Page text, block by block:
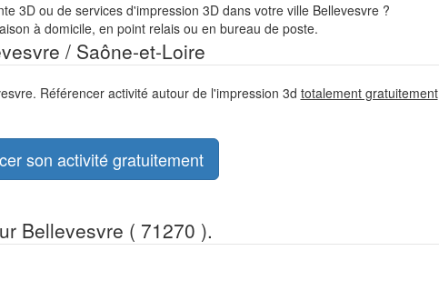
3D ou de services d'impression 3D dans votre ville Bellevesvre ?
à domicile, en point relais ou en bureau de poste.
/ Saône-et-Loire
Référencer activité autour de l'impression 3d totalement gratuitement
son activité gratuitement
Bellevesvre ( 71270 ).